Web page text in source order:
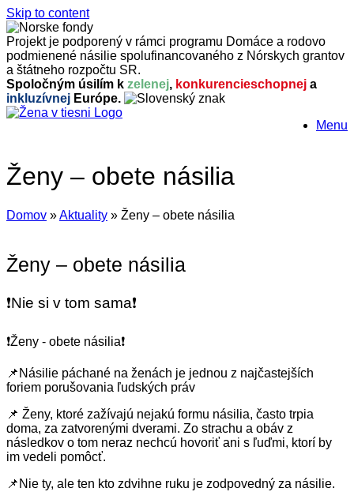
Skip to content
Projekt je podporený v rámci programu Domáce a rodovo
podmienené násilie spolufinancovaného z Nórskych grantov
a štátneho rozpočtu SR.
Spoločným úsilím k zelenej, konkurencieschopnej a
inkluzívnej Európe.
Menu
Ženy – obete násilia
Domov »Aktuality » Ženy – obete násilia
Ženy – obete násilia
❗Nie si v tom sama❗
❗Ženy - obete násilia❗
📌 Násilie páchané na ženách je jednou z najčastejších
foriem porušovania ľudských práv
📌 Ženy, ktoré zažívajú nejakú formu násilia, často trpia
doma, za zatvorenými dverami. Zo strachu a obáv z
následkov o tom neraz nechcú hovoriť ani s ľuďmi, ktorí by
im vedeli pomôcť.
📌 Nie ty, ale ten kto zdvihne ruku je zodpovedný za násilie.